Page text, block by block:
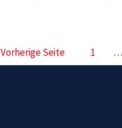
Vorherige Seite 1 …